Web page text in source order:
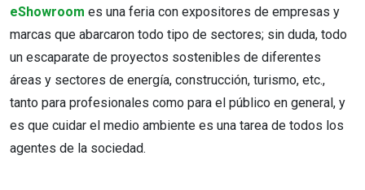
eShowroom es una feria con expositores de empresas y
marcas que abarcaron todo tipo de sectores; sin duda, todo
un escaparate de proyectos sostenibles de diferentes
áreas y sectores de energía, construcción, turismo, etc.,
tanto para profesionales como para el público en general, y
es que cuidar el medio ambiente es una tarea de todos los
agentes de la sociedad.